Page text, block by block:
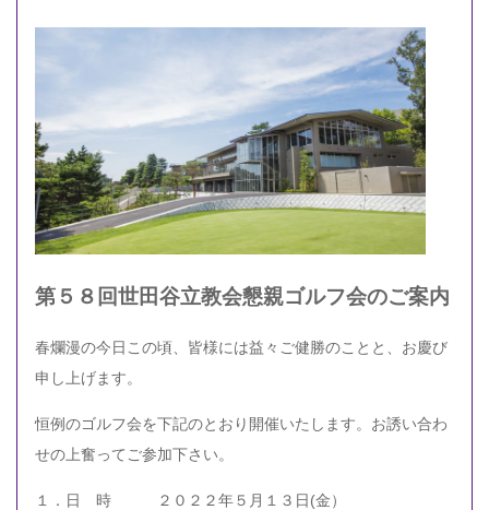
第５８回世田谷立教会懇親ゴルフ会のご案内
春爛漫の今日この頃、皆様には益々ご健勝のことと、お慶び
申し上げます。
恒例のゴルフ会を下記のとおり開催いたします。お誘い合わ
せの上奮ってご参加下さい。
１．日 時 ２０２２年５月１３日(金）